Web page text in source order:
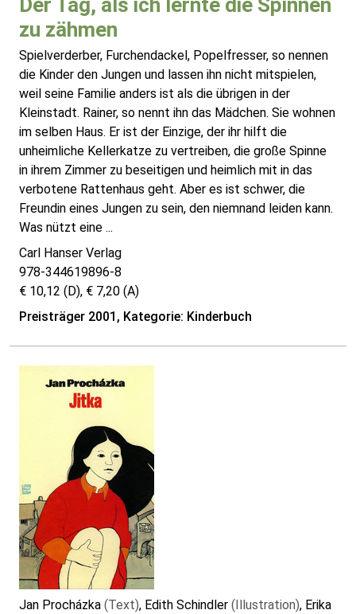
Der Tag, als ich lernte die Spinnen
zu zähmen
Spielverderber, Furchendackel, Popelfresser, so nennen
die Kinder den Jungen und lassen ihn nicht mitspielen,
weil seine Familie anders ist als die übrigen in der
Kleinstadt. Rainer, so nennt ihn das Mädchen. Sie wohnen
im selben Haus. Er ist der Einzige, der ihr hilft die
unheimliche Kellerkatze zu vertreiben, die große Spinne
in ihrem Zimmer zu beseitigen und heimlich mit in das
verbotene Rattenhaus geht. Aber es ist schwer, die
Freundin eines Jungen zu sein, den niemnand leiden kann.
Was nützt eine ...
Carl Hanser Verlag
978-344619896-8
€ 10,12 (D), € 7,20 (A)
Preisträger 2001, Kategorie: Kinderbuch
Jan Procházka (Text), Edith Schindler (Illustration), Erika